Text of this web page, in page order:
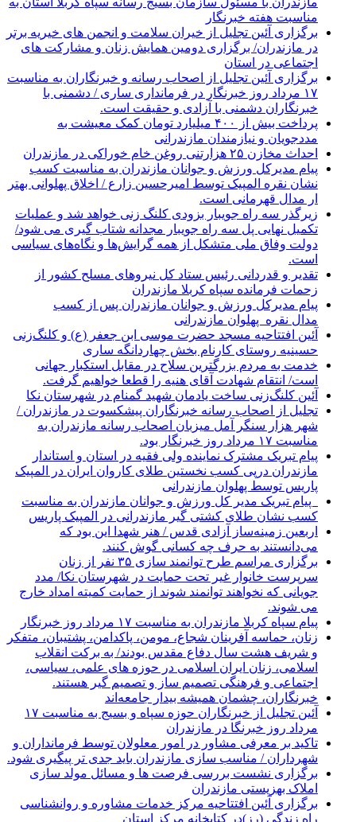
مناسبت هفته خبرنگار
برگزاری آئین تجلیل از خیران سلامت و انجمن های خیریه برتر
در مازندران/ برگزاری دومین همایش زنان و مشارکت های
اجتماعی در استان
برگزاری آئین تجلیل از اصحاب رسانه و خبرنگاران به مناسبت
۱۷ مرداد روز خبرنگار در فرمانداری ساری / دشمنی با
خبرنگاران دشمنی با آزادی و حقیقت است.
پرداخت بیش از ۴۰۰ میلیارد تومان کمک معیشت به
مددجویان و نیازمندان مازندرانی
احداث مخازن ۲۵ هزارتنی روغن خام خوراکی در مازندران
پیام مدیرکل ورزش و جوانان مازندران به مناسبت کسب
نشان نقره المپیک توسط امیرحسین زارع / اخلاق پهلوانی بهتر
ار مدال قهرمانی است.
زیرگذر سه راه جویبار بزودی کلنگ زنی خواهد شد و عملیات
تکمیل نهایی پل سه راه جویبار مجدانه شتاب گیری می شود/
دولت وفاق ملی متشکل از همه گرایش‌ها و نگاه‌های سیاسی
است.
تقدیر و قدردانی رئیس ستاد کل نیرو‌های مسلح کشور از
زحمات فرمانده سپاه کربلا مازندران
پیام مدیرکل ورزش و جوانان مازندران پس از کسب
مدال نقره پهلوان مازندرانی
آئین افتتاحیه مسجد حضرت موسی ابن جعفر (ع) و کلنگ‌زنی
حسینیه روستای کارنام بخش چهاردانگه ساری
خدمت به مردم بزرگترین سلاح در مقابل استکبار جهانی
است/ انتقام شهادت آقای هنیه را قطعا خواهیم گرفت.
آئین کلنگ‌زنی ساخت یادمان شهید گمنام در شهرستان نکا
تجلیل از اصحاب رسانه خبرنگاران پیشکسوت در مازندران /
شهر هزار سنگر آمل میزبان اصحاب رسانه مازندران به
مناسبت ۱۷ مرداد روز خبرنگار بود.
پیام تبریک مشترک نماینده ولی فقیه در استان و استاندار
مازندران درپی کسب نخستین طلای کاروان ایران در المپیک
پاریس توسط پهلوان مازندرانی
‍ ‍ پیام تبریک مدیر کل ورزش و جوانان مازندران به مناسبت
کسب نشان طلای کشتی گیر مازندرانی در المپیک پاریس
اربعین زمینه‌ساز آزادی قدس / هنر شهدا این بود که
می‌دانستند به حرف چه کسانی گوش کنند.
برگزاری مراسم طرح توانمند سازی ۳۵ نفر از زنان
سرپرست خانوار غیر تحت حمایت در شهرستان نکا/ مدد
جویانی که نخواهند توانمند شوند از حمایت کمیته امداد خارج
می شوند.
پیام سپاه کربلا مازندران به مناسبت ۱۷ مرداد روز خبرنگار
زنان، حماسه آفرینان شجاع، مومن، پاکدامن، پشتیبان، متفکر
و شریف هشت سال دفاع مقدس بودند/ به برکت انقلاب
اسلامی، زنان ایران اسلامی در حوزه های علمی، سیاسی،
اجتماعی و فرهنگی تصمیم ساز و تصمیم گیر هستند.
خبرنگاران، چشمان همیشه بیدار جامعه‌اند
آئین تجلیل از خبرنگاران حوزه سپاه و بسیج به مناسبت ۱۷
مرداد روز خبرنگا در مازندران
تاکید بر معرفی مشاور در امور معلولان توسط فرمانداران و
شهرداران / مناسب سازی مازندران باید جدی تر پیگیری شود.
برگزاری نشست بررسی فرصت ها و مسائل مولد سازی
املاک بهزیستی مازندران
برگزاری آئین افتتاحیه مرکز خدمات مشاوره و روانشناسی
راه زندگی (رز)در کتابخانه مرکز استان